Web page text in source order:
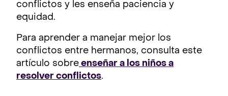
conflictos y les enseña paciencia y
equidad.
Para aprender a manejar mejor los
conflictos entre hermanos, consulta este
artículo sobre enseñar a los niños a
resolver conflictos.